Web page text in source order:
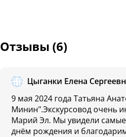
Отзывы (6)
Цыганки Елена
9 мая 2024 года Татьяна
Минин".Экскурсовод очень
Марий Эл. Мы увидели самые
днём рождения и